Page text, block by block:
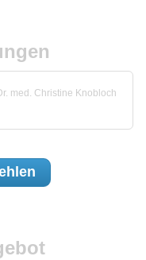
med. Christine Knobloch